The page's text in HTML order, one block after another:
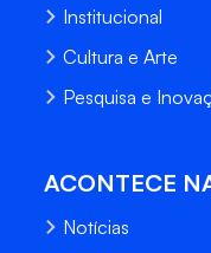
Institucional
Cultura e Arte
Pesquisa e
ACONTECE
Notícias